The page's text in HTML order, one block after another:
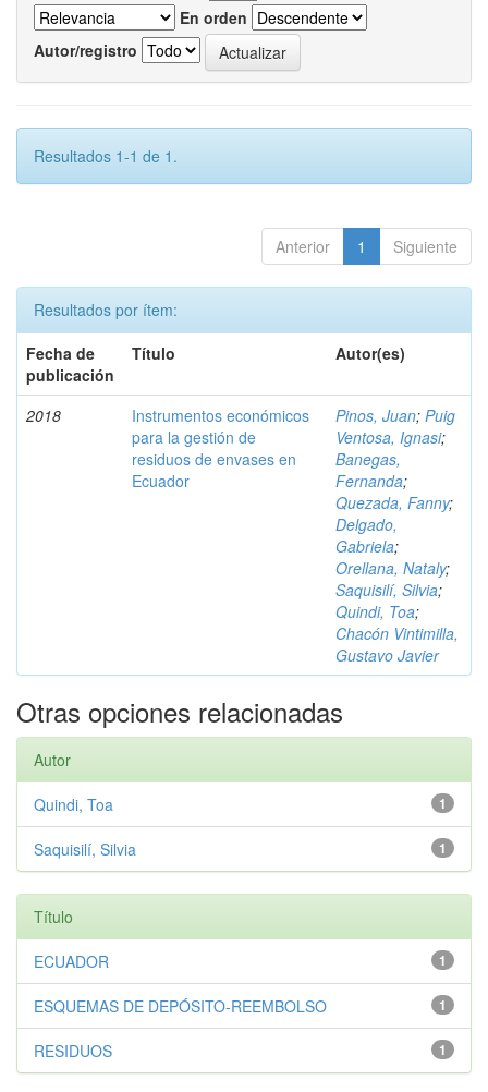
En orden
Autor/registro
Resultados 1-1 de 1.
Anterior 1 Siguiente
Resultados por ítem:
Fecha de
publicación
Título Autor(es)
2018
Instrumentos económicos
para la gestión de
residuos de envases en
Ecuador
Pinos, Juan; Puig
Ventosa, Ignasi;
Banegas,
Fernanda;
Quezada, Fanny;
Delgado,
Gabriela;
Orellana, Nataly;
Saquisilí, Silvia;
Quindi, Toa;
Chacón Vintimilla,
Gustavo Javier
Otras opciones relacionadas
Autor
1
Quindi, Toa
1
Saquisilí, Silvia
Título
1
ECUADOR
1
ESQUEMAS DE DEPÓSITO-REEMBOLSO
1
RESIDUOS